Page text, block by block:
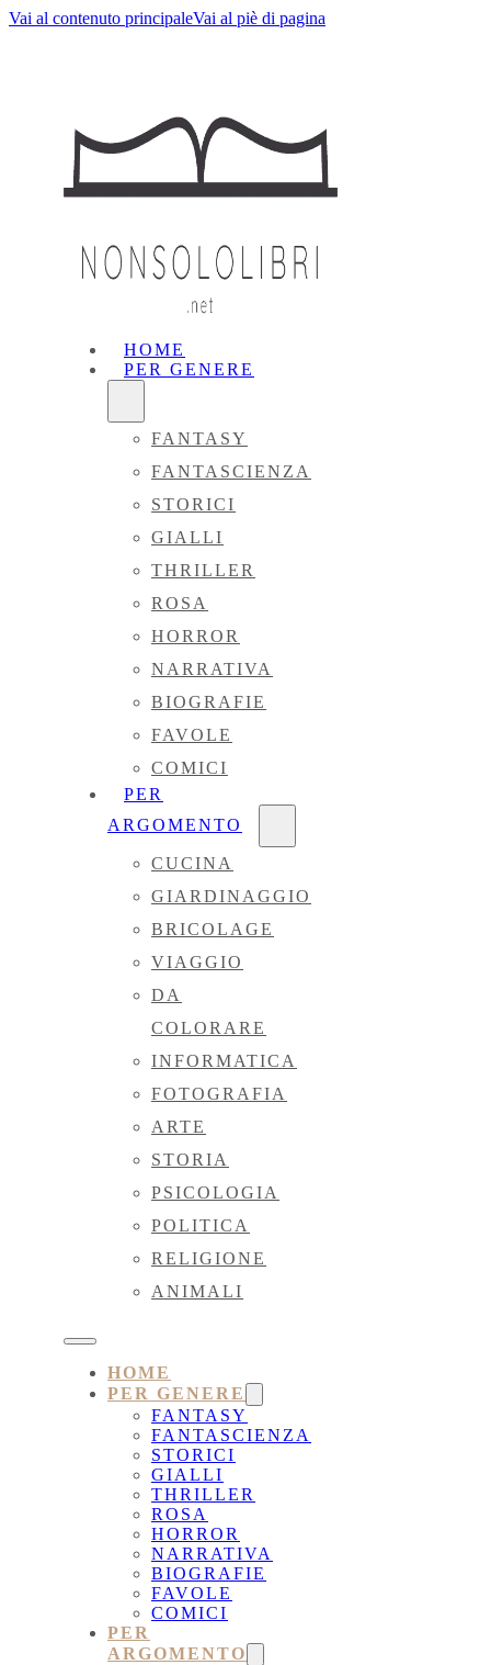
Vai al contenuto principaleVai al piè di pagina
HOME
PER GENERE
FANTASY
FANTASCIENZA
STORICI
GIALLI
THRILLER
ROSA
HORROR
NARRATIVA
BIOGRAFIE
FAVOLE
COMICI
PER
ARGOMENTO
CUCINA
GIARDINAGGIO
BRICOLAGE
VIAGGIO
DA
COLORARE
INFORMATICA
FOTOGRAFIA
ARTE
STORIA
PSICOLOGIA
POLITICA
RELIGIONE
ANIMALI
HOME
PER GENERE
FANTASY
FANTASCIENZA
STORICI
GIALLI
THRILLER
ROSA
HORROR
NARRATIVA
BIOGRAFIE
FAVOLE
COMICI
PER
ARGOMENTO